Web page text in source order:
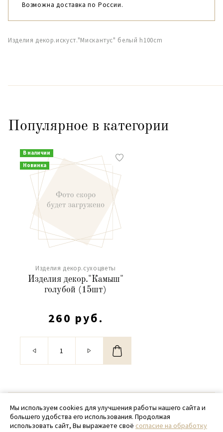
Возможна доставка по России.
Изделия декор.искуст."Мискантус" белый h100cm
Популярное в категории
В наличии
Новинка
Изделия декор.сухоцветы
Изделия декор."Камыш"
голубой (15шт)
260 руб.
© 2020 - 2026 SamPack
+ 7 (918) 699-97-87
Мы используем cookies для улучшения работы нашего сайта и
большего удобства его использования. Продолжая
использовать сайт, Вы выражаете своё согласие на обработку